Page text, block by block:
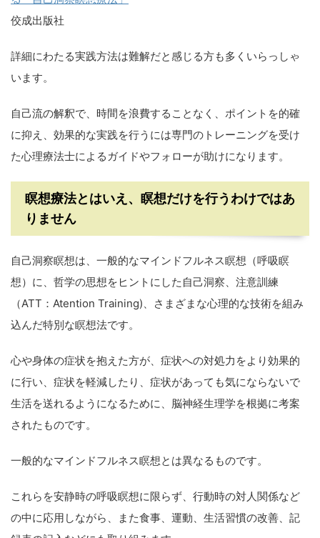
佼成出版社
詳細にわたる実践方法は難解だと感じる方も多くいらっしゃ
います。
自己流の解釈で、時間を浪費することなく、ポイントを的確
に抑え、効果的な実践を行うには専門のトレーニングを受け
た心理療法士によるガイドやフォローが助けになります。
瞑想療法とはいえ、瞑想だけを行うわけではあ
りません
自己洞察瞑想は、一般的なマインドフルネス瞑想（呼吸瞑
想）に、哲学の思想をヒントにした自己洞察、注意訓練
（ATT：Atention Training)、さまざまな心理的な技術を組み
込んだ特別な瞑想法です。
心や身体の症状を抱えた方が、症状への対処力をより効果的
に行い、症状を軽減したり、症状があっても気にならないで
生活を送れるようになるために、脳神経生理学を根拠に考案
されたものです。
一般的なマインドフルネス瞑想とは異なるものです。
これらを安静時の呼吸瞑想に限らず、行動時の対人関係など
の中に応用しながら、また食事、運動、生活習慣の改善、記